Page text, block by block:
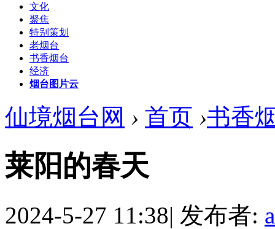
文化
聚焦
特别策划
老烟台
书香烟台
经济
烟台图片云
仙境烟台网 › 首页 ›书香
莱阳的春天
2024-5-27 11:38| 发布者: